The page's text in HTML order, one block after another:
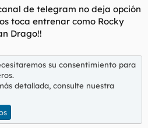
de las nalgas y
ahí viene la historia. Solo
no se me levantaba apenas.
en una mujer... no me ponen en
me sentía como un muñeco
de telegram no deja opción
toca entrenar como Rocky
Drago!!
su consentimiento para
detallada, consulte nuestra